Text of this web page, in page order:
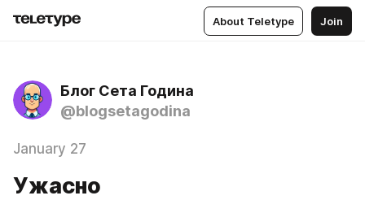
About Teletype Join
Блог Сета Година
@blogsetagodina
January 27
Ужасно